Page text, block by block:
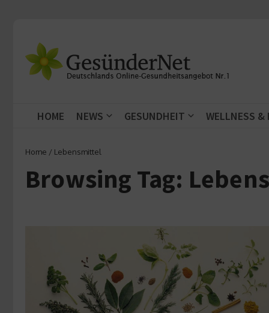
HOME NEWS GESUNDHEIT WELLNESS &
Home / Lebensmittel
Browsing Tag: